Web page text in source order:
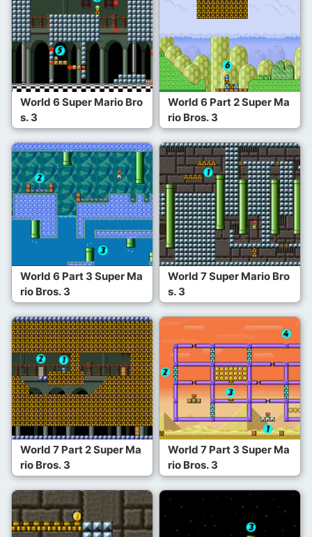
World 6 Super Mario Bro
s. 3
World 6 Part 2 Super Ma
rio Bros. 3
World 6 Part 3 Super Ma
rio Bros. 3
World 7 Super Mario Bro
s. 3
World 7 Part 2 Super Ma
rio Bros. 3
World 7 Part 3 Super Ma
rio Bros. 3